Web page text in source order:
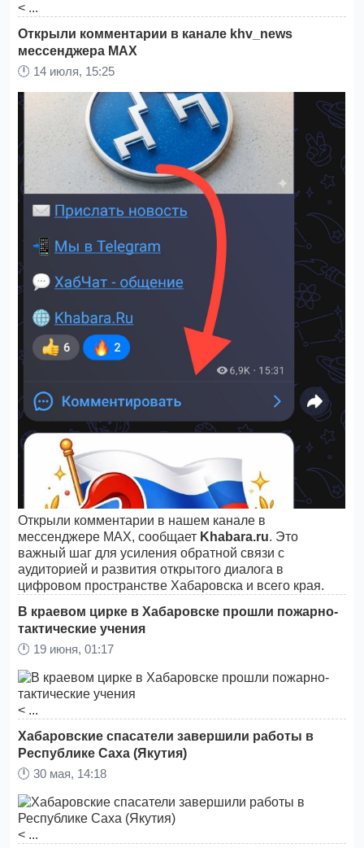
< ...
Открыли комментарии в канале khv_news
мессенджера MAX
🕛 14 июля, 15:25
Открыли комментарии в нашем канале в
мессенджере MAX, сообщает Khabara.ru. Это
важный шаг для усиления обратной связи с
аудиторией и развития открытого диалога в
цифровом пространстве Хабаровска и всего края.
В краевом цирке в Хабаровске прошли пожарно-
тактические учения
🕛 19 июня, 01:17
< ...
Хабаровские спасатели завершили работы в
Республике Саха (Якутия)
🕛30 мая, 14:18
< ...